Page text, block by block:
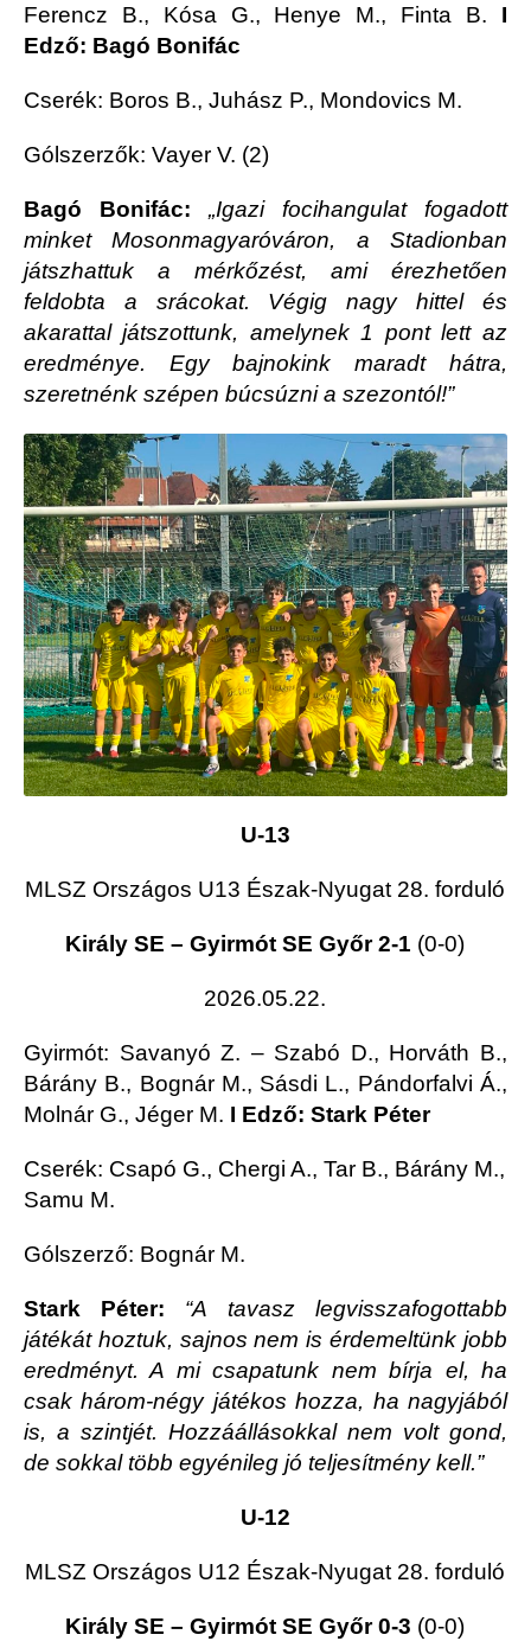
Ferencz B., Kósa G., Henye M., Finta B. I
Edző: Bagó Bonifác
Cserék: Boros B., Juhász P., Mondovics M.
Gólszerzők: Vayer V. (2)
Bagó Bonifác:
„Igazi focihangulat fogadott
minket Mosonmagyaróváron, a Stadionban
játszhattuk a mérkőzést, ami érezhetően
feldobta a srácokat. Végig nagy hittel és
akarattal játszottunk, amelynek 1 pont lett az
eredménye. Egy bajnokink maradt hátra,
szeretnénk szépen búcsúzni a szezontól!”
U-13
MLSZ Országos U13 Észak-Nyugat 28. forduló
Király SE – Gyirmót SE Győr 2-1 (0-0)
2026.05.22.
Gyirmót: Savanyó Z. – Szabó D., Horváth B.,
Bárány B., Bognár M., Sásdi L., Pándorfalvi Á.,
Molnár G., Jéger M. I Edző: Stark Péter
Cserék: Csapó G., Chergi A., Tar B., Bárány M.,
Samu M.
Gólszerző: Bognár M.
Stark Péter: “A tavasz legvisszafogottabb
játékát hoztuk, sajnos nem is érdemeltünk jobb
eredményt. A mi csapatunk nem bírja el, ha
csak három-négy játékos hozza, ha nagyjából
is, a szintjét. Hozzáállásokkal nem volt gond,
de sokkal több egyénileg jó teljesítmény kell.”
U-12
MLSZ Országos U12 Észak-Nyugat 28. forduló
Király SE – Gyirmót SE Győr 0-3 (0-0)